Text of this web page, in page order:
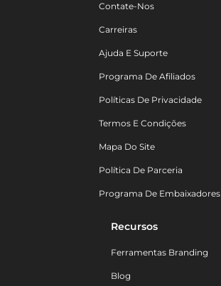
Contate-Nos
Carreiras
Ajuda E Suporte
Programa De Afiliados
Políticas De Privacidade
Termos E Condições
Mapa Do Site
Política De Parceria
Programa De Embaixadores
Recursos
Ferramentas Branding
Blog